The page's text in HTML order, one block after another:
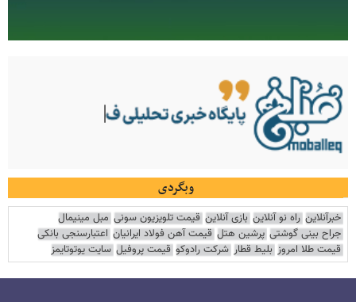
وبگردی
خبرآنلاین راه نو آنلاین بازی آنلاین قیمت تلویزیون سونی مبل مینیمال
جراح بینی گوشتی پرشین هتل قیمت آهن فولاد ایرانیان اعتبارسنجی بانکی
قیمت طلا امروز بلیط قطار شرکت رادوکو قیمت پروفیل سایت یوتوتایمز